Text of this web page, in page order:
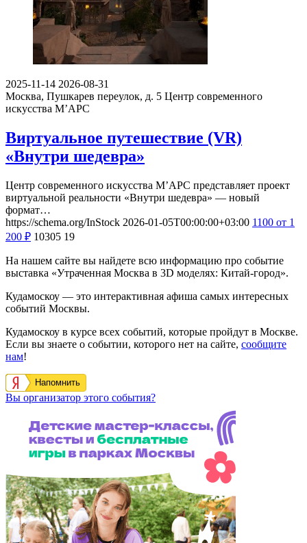
2025-11-14 2026-08-31
Москва, Пушкарев переулок, д. 5 Центр современного
искусства М’АРС
Виртуальное путешествие (VR)
«Внутри шедевра»
Центр современного искусства М’АРС представляет проект
виртуальной реальности «Внутри шедевра» — новый
формат…
https://schema.org/InStock 2026-01-05T00:00:00+03:00 1100 от 1
200 ₽ 10305 19
На нашем сайте вы найдете всю информацию про событие
выставка «Утраченная Москва в 3D моделях: Китай-город».
Кудамоскоу — это интерактивная афиша самых интересных
событий Москвы.
Кудамоскоу в курсе всех событий, которые пройдут в Москве.
Если вы знаете о событии, которого нет на сайте, сообщите
нам!
Напомнить
Вы организатор этого события?